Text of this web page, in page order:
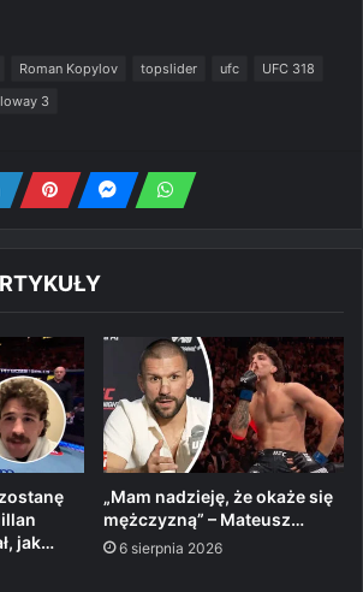
Roman Kopylov topslider ufc
UFC 318
3
jak…
„Mam nadzieję, że okaże się
mężczyzną” – Mateusz…
6 sierpnia 2026